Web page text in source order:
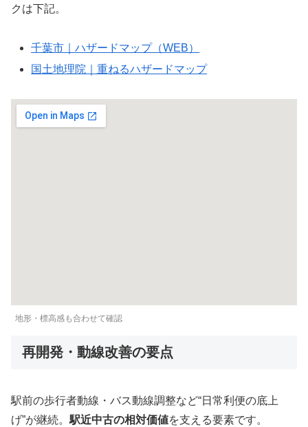
クは下記。
千葉市｜ハザードマップ（WEB）
国土地理院｜重ねるハザードマップ
地形・標高感も合わせて確認
再開発・動線改善の要点
駅前の歩行者動線・バス動線調整など“日常利便の底上
げ”が継続。駅近中古の相対価値を支える要素です。